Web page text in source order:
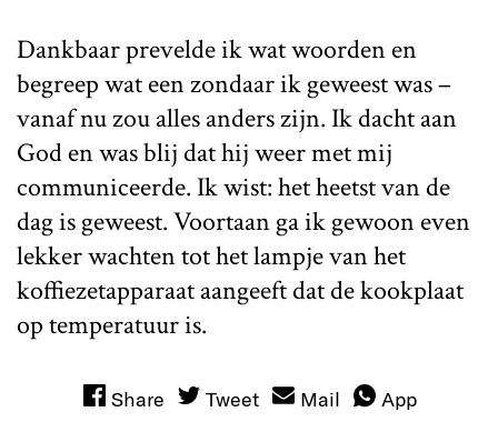
Dankbaar prevelde ik wat woorden en
begreep wat een zondaar ik geweest was –
vanaf nu zou alles anders zijn. Ik dacht aan
God en was blij dat hij weer met mij
communiceerde. Ik wist: het heetst van de
dag is geweest. Voortaan ga ik gewoon even
lekker wachten tot het lampje van het
koffiezetapparaat aangeeft dat de kookplaat
op temperatuur is.
Share Tweet Mail App